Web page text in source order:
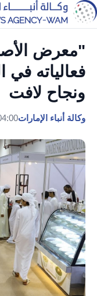
فعالياته في
ونجاح لافت
وكالة أنباء الإمارات